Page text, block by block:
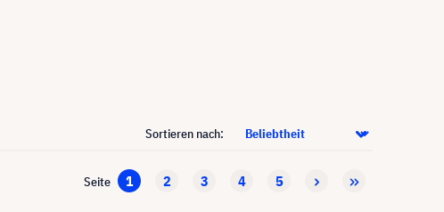
Sortieren nach:
Seite 1 2 3 4 5